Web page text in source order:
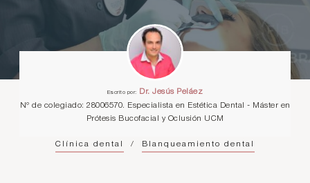
Escrito por:
Dr. Jesús Peláez
Nº de colegiado: 28006570. Especialista en Estética Dental - Máster en
Prótesis Bucofacial y Oclusión UCM
Clínica dental / Blanqueamiento dental